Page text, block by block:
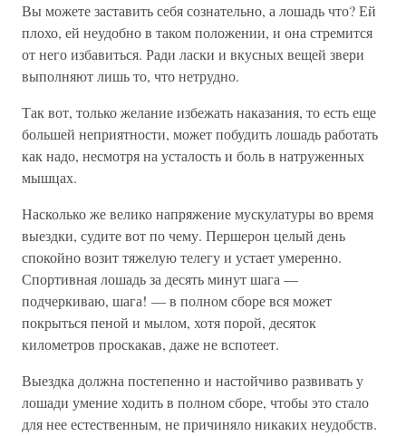
Вы можете заставить себя сознательно, а лошадь что? Ей
плохо, ей неудобно в таком положении, и она стремится
от него избавиться. Ради ласки и вкусных вещей звери
выполняют лишь то, что нетрудно.
Так вот, только желание избежать наказания, то есть еще
большей неприятности, может побудить лошадь работать
как надо, несмотря на усталость и боль в натруженных
мышцах.
Насколько же велико напряжение мускулатуры во время
выездки, судите вот по чему. Першерон целый день
спокойно возит тяжелую телегу и устает умеренно.
Спортивная лошадь за десять минут шага —
подчеркиваю, шага! — в полном сборе вся может
покрыться пеной и мылом, хотя порой, десяток
километров проскакав, даже не вспотеет.
Выездка должна постепенно и настойчиво развивать у
лошади умение ходить в полном сборе, чтобы это стало
для нее естественным, не причиняло никаких неудобств.